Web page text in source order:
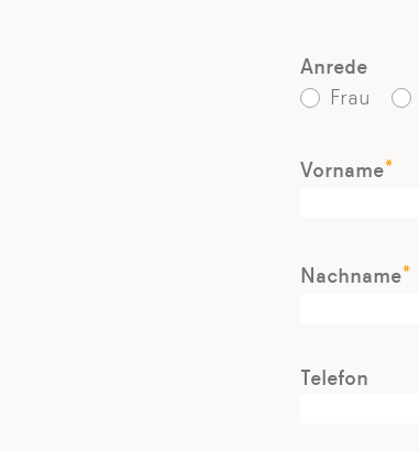
Anrede
Frau
Vorname*
Nachname*
Telefon